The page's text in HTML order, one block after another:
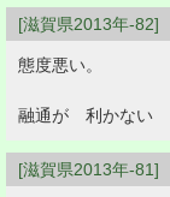
[滋賀県2013年-
態度悪い。
融通が 利かない
[滋賀県2013年-